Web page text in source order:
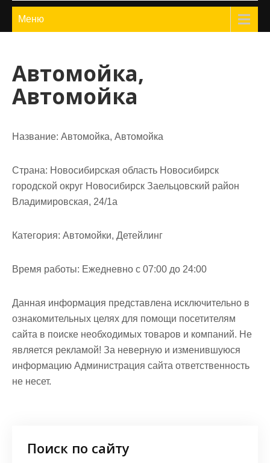
Меню
Автомойка,
Автомойка
Название: Автомойка, Автомойка
Страна: Новосибирская область Новосибирск
городской округ Новосибирск Заельцовский район
Владимировская, 24/1а
Категория: Автомойки, Детейлинг
Время работы: Ежедневно с 07:00 до 24:00
Данная информация представлена исключительно в
ознакомительных целях для помощи посетителям
сайта в поиске необходимых товаров и компаний. Не
является рекламой! За неверную и изменившуюся
информацию Администрация сайта ответственность
не несет.
Поиск по сайту